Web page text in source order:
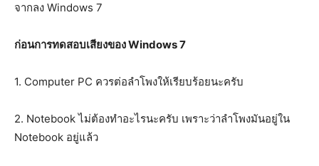
จากลง Windows 7
ก่อนการทดสอบเสียงของ Windows 7
1. Computer PC ควรต่อลำโพงให้เรียบร้อยนะครับ
2. Notebook ไม่ต้องทำอะไรนะครับ เพราะว่าลำโพงมันอยู่ใน
Notebook อยู่แล้ว